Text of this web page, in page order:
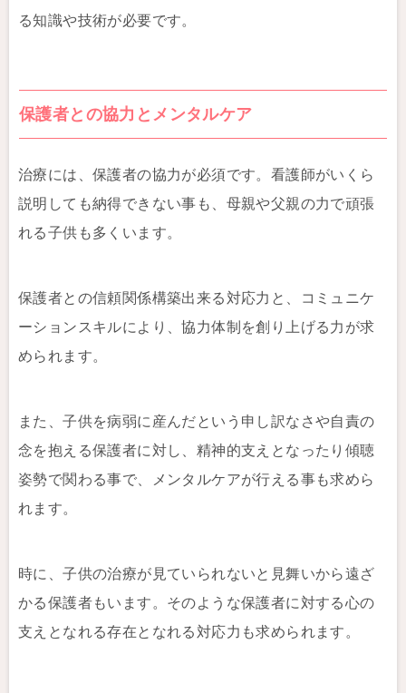
る知識や技術が必要です。
保護者との協力とメンタルケア
治療には、保護者の協力が必須です。看護師がいくら
説明しても納得できない事も、母親や父親の力で頑張
れる子供も多くいます。
保護者との信頼関係構築出来る対応力と、コミュニケ
ーションスキルにより、協力体制を創り上げる力が求
められます。
また、子供を病弱に産んだという申し訳なさや自責の
念を抱える保護者に対し、精神的支えとなったり傾聴
姿勢で関わる事で、メンタルケアが行える事も求めら
れます。
時に、子供の治療が見ていられないと見舞いから遠ざ
かる保護者もいます。そのような保護者に対する心の
支えとなれる存在となれる対応力も求められます。